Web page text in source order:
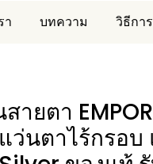
า บทความ วิธีกา
ายตา
ว่นตาไร้กรอ